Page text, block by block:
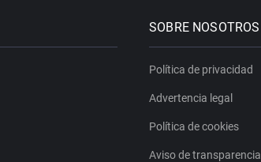
SOBRE NOSOTROS
Política de privacidad
Advertencia legal
Política de cookies
Aviso de transparencia